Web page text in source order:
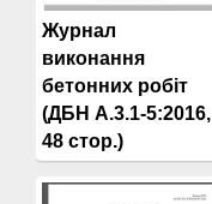
Журнал
виконання
бетонних робіт
(ДБН А.3.1-5:2016,
48 стор.)